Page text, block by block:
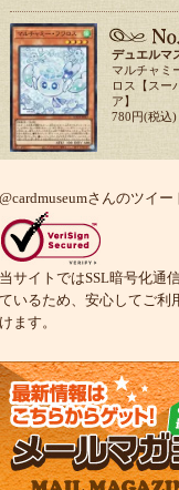
デュエルマ
マルチャミ
ロス【スー
ア】
780円(税込)
@cardmuseumさんのツイー
当サイトではSSL暗号化通
ているため、安心してご利
けます。